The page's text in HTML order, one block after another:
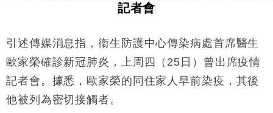
記者會
引述傳媒消息指，衞生防護中心傳染病處首席醫生
歐家榮確診新冠肺炎，上周四（25日）曾出席疫情
記者會。據悉，歐家榮的同住家人早前染疫，其後
他被列為密切接觸者。